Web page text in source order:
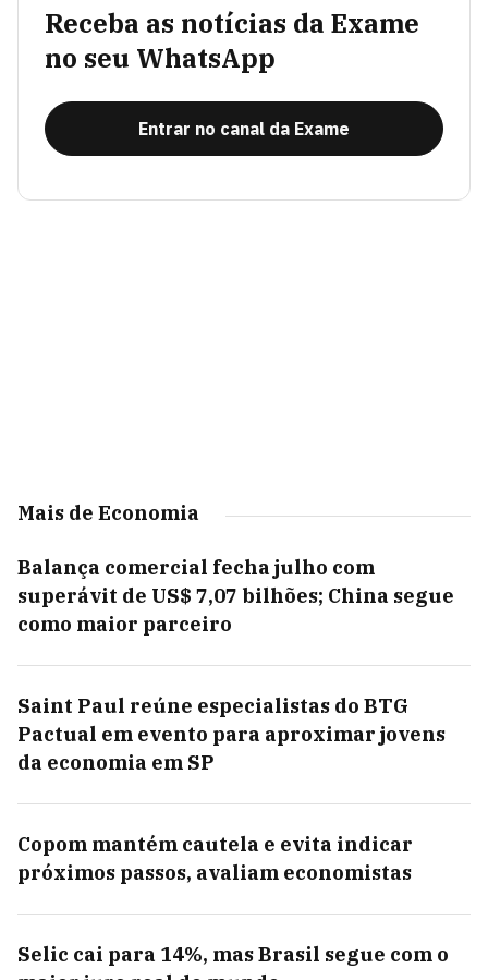
Receba as notícias da Exame
no seu WhatsApp
Entrar no canal da Exame
Mais de Economia
Balança comercial fecha julho com
superávit de US$ 7,07 bilhões; China segue
como maior parceiro
Saint Paul reúne especialistas do BTG
Pactual em evento para aproximar jovens
da economia em SP
Copom mantém cautela e evita indicar
próximos passos, avaliam economistas
Selic cai para 14%, mas Brasil segue com o